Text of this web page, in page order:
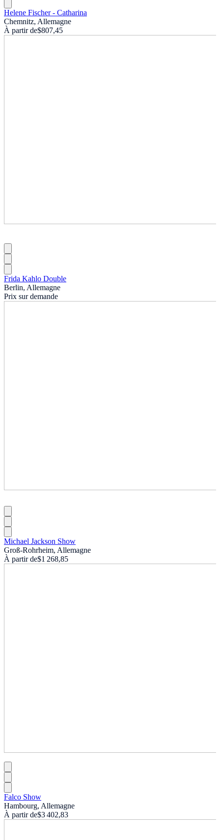
Helene Fischer - Catharina
Chemnitz, Allemagne
À partir de$807,45
Frida Kahlo Double
Berlin, Allemagne
Prix sur demande
Michael Jackson Show
Groß-Rohrheim, Allemagne
À partir de$1 268,85
Falco Show
Hambourg, Allemagne
À partir de$3 402,83